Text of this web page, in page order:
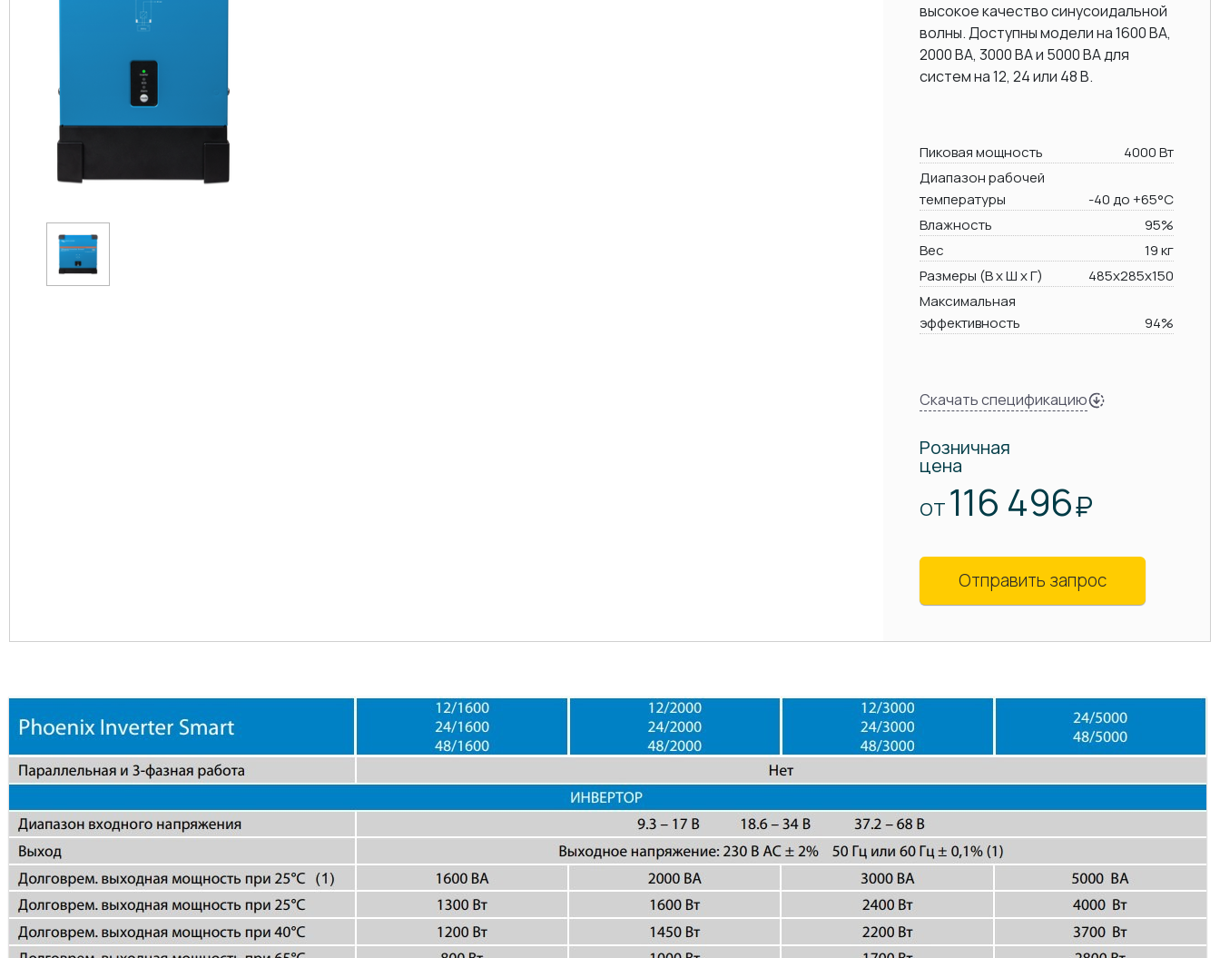
высокое качество синусоидальной
волны. Доступны модели на 1600 ВА,
2000 BA, 3000 BA и 5000 ВА для
систем на 12, 24 или 48 В.
Пиковая мощность
4000 Вт
Диапазон рабочей
температуры
-40 до +65°C
Влажность
95%
Вес
19 кг
Размеры (В х Ш х Г)
485x285x150
Максимальная
эффективность
94%
Скачать спецификацию
Розничная
цена
ОТ 116 496₽
Отправить запрос